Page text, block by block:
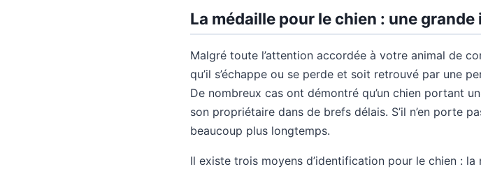
La médaille pour le chien : une
Malgré toute l’attention accordée à votre animal de
qu’il s’échappe ou se perde et soit retrouvé par une
De nombreux cas ont démontré qu’un chien portant
son propriétaire dans de brefs délais. S’il n’en porte
beaucoup plus longtemps.
Il existe trois moyens d’identification pour le chien :